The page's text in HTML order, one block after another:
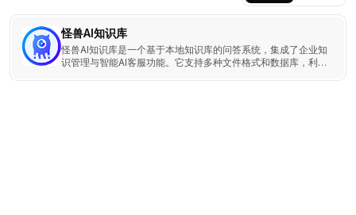
怪兽AI知识库
怪兽AI知识库是一个基于本地知识库的问答系统，集成了企业知
识管理与智能AI客服功能。它支持多种文件格式和数据库，利用